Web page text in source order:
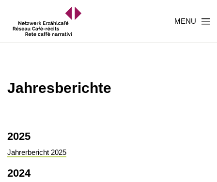
MENU
Jahresberichte
2025
Jahrerbericht 2025
2024